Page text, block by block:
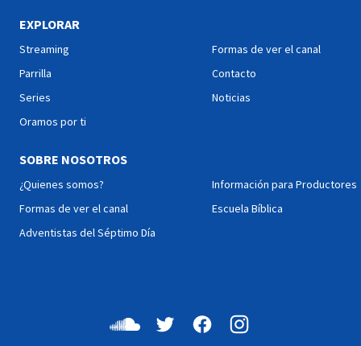
EXPLORAR
Streaming
Parrilla
Series
Oramos por ti
Formas de ver el canal
Contacto
Noticias
SOBRE NOSOTROS
¿Quienes somos?
Formas de ver el canal
Adventistas del Séptimo Día
Información para Productores
Escuela Bíblica